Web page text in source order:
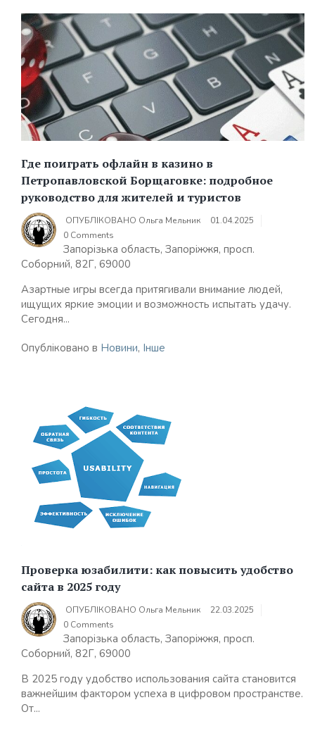
Где поиграть офлайн в казино в
Петропавловской Борщаговке: подробное
руководство для жителей и туристов
ОПУБЛІКОВАНО Ольга Мельник
01.04.2025
0 Comments
Запорізька область, Запоріжжя, просп.
Соборний, 82Г, 69000
Азартные игры всегда притягивали внимание людей,
ищущих яркие эмоции и возможность испытать удачу.
Сегодня...
Опубліковано в Новини, Інше
Проверка юзабилити: как повысить удобство
сайта в 2025 году
ОПУБЛІКОВАНО Ольга Мельник
22.03.2025
0 Comments
Запорізька область, Запоріжжя, просп.
Соборний, 82Г, 69000
В 2025 году удобство использования сайта становится
важнейшим фактором успеха в цифровом пространстве.
От...